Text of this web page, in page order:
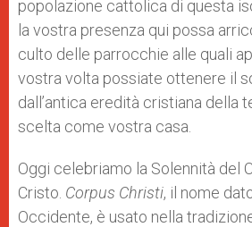
popolazione cattolica di questa
la vostra presenza qui possa
culto delle parrocchie alle quali
vostra volta possiate ottenere il
dall’antica eredità cristiana della
scelta come vostra casa.
Oggi celebriamo la Solennità del
Cristo. Corpus Christi, il nome
Occidente, è usato nella